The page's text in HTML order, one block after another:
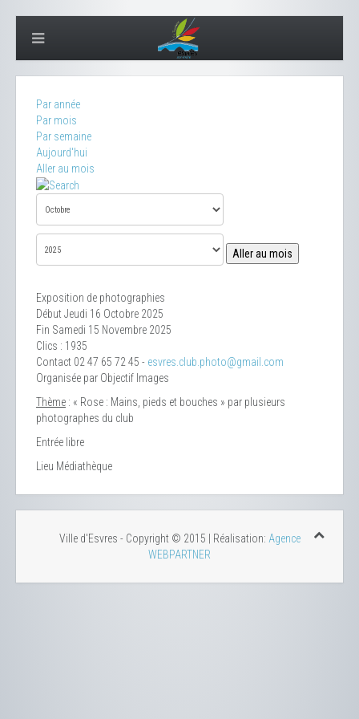
Par année
Par mois
Par semaine
Aujourd'hui
Aller au mois
Aller au mois
Exposition de photographies
Début Jeudi 16 Octobre 2025
Fin Samedi 15 Novembre 2025
Clics : 1935
Contact 02 47 65 72 45 - esvres.club.photo@gmail.com
Organisée par Objectif Images
Thème : « Rose : Mains, pieds et bouches » par plusieurs
photographes du club
Entrée libre
Lieu Médiathèque
Ville d'Esvres - Copyright © 2015 | Réalisation: Agence
WEBPARTNER